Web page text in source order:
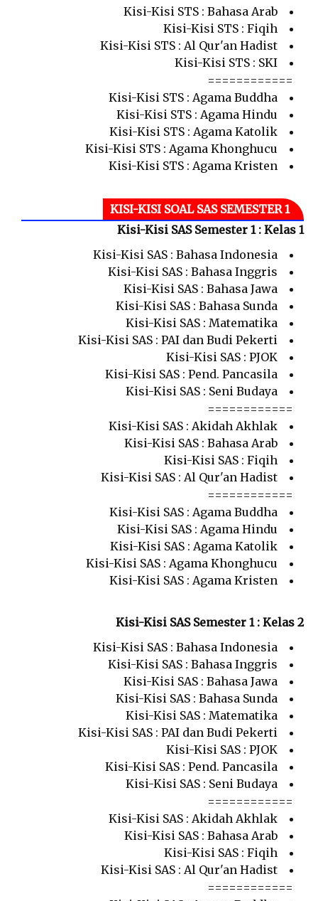
Kisi-Kisi STS : Bahasa Arab
Kisi-Kisi STS : Fiqih
Kisi-Kisi STS : Al Qur'an Hadist
Kisi-Kisi STS : SKI
============
Kisi-Kisi STS : Agama Buddha
Kisi-Kisi STS : Agama Hindu
Kisi-Kisi STS : Agama Katolik
Kisi-Kisi STS : Agama Khonghucu
Kisi-Kisi STS : Agama Kristen
KISI-KISI SOAL SAS SEMESTER 1
Kisi-Kisi SAS Semester 1 : Kelas 1
Kisi-Kisi SAS : Bahasa Indonesia
Kisi-Kisi SAS : Bahasa Inggris
Kisi-Kisi SAS : Bahasa Jawa
Kisi-Kisi SAS : Bahasa Sunda
Kisi-Kisi SAS : Matematika
Kisi-Kisi SAS : PAI dan Budi Pekerti
Kisi-Kisi SAS : PJOK
Kisi-Kisi SAS : Pend. Pancasila
Kisi-Kisi SAS : Seni Budaya
============
Kisi-Kisi SAS : Akidah Akhlak
Kisi-Kisi SAS : Bahasa Arab
Kisi-Kisi SAS : Fiqih
Kisi-Kisi SAS : Al Qur'an Hadist
============
Kisi-Kisi SAS : Agama Buddha
Kisi-Kisi SAS : Agama Hindu
Kisi-Kisi SAS : Agama Katolik
Kisi-Kisi SAS : Agama Khonghucu
Kisi-Kisi SAS : Agama Kristen
Kisi-Kisi SAS Semester 1 : Kelas 2
Kisi-Kisi SAS : Bahasa Indonesia
Kisi-Kisi SAS : Bahasa Inggris
Kisi-Kisi SAS : Bahasa Jawa
Kisi-Kisi SAS : Bahasa Sunda
Kisi-Kisi SAS : Matematika
Kisi-Kisi SAS : PAI dan Budi Pekerti
Kisi-Kisi SAS : PJOK
Kisi-Kisi SAS : Pend. Pancasila
Kisi-Kisi SAS : Seni Budaya
============
Kisi-Kisi SAS : Akidah Akhlak
Kisi-Kisi SAS : Bahasa Arab
Kisi-Kisi SAS : Fiqih
Kisi-Kisi SAS : Al Qur'an Hadist
============